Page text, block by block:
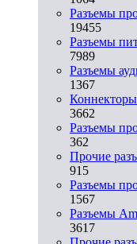
Разъeмы
19455
Разъeмы
7989
Разъeмы
1367
3662
Разъeмы
362
Прочие
915
Разъемы
1567
Разъемы
3617